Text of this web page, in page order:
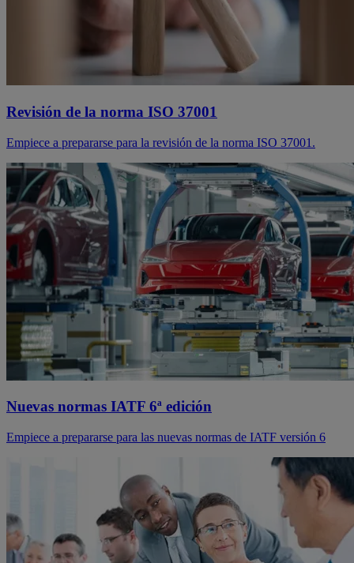
Revisión de la norma ISO 37001
Empiece a prepararse para la revisión de la norma ISO 37001.
Nuevas normas IATF 6ª edición
Empiece a prepararse para las nuevas normas de IATF versión 6